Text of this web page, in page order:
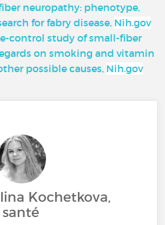
neuropathy: phenotype,
for fabry disease, Nih.gov
control study of small-fiber
on smoking and vitamin
possible causes, Nih.gov
Kochetkova,